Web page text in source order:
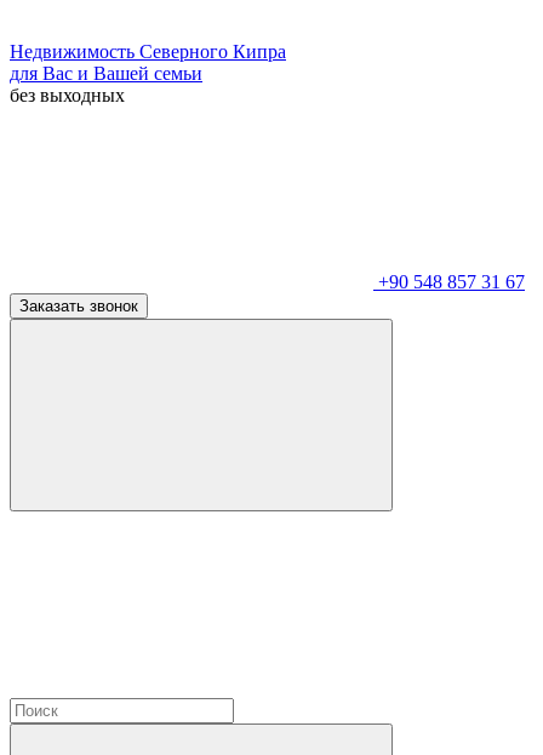
Недвижимость Северного Кипра
для Вас и Вашей семьи
без выходных
+90 548 857 31 67
Заказать звонок